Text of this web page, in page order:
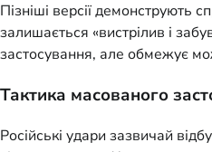
Пізніші версії демонструють
залишається «вистрілив і
застосування, але обмежує
Тактика масованого
Російські удари зазвичай